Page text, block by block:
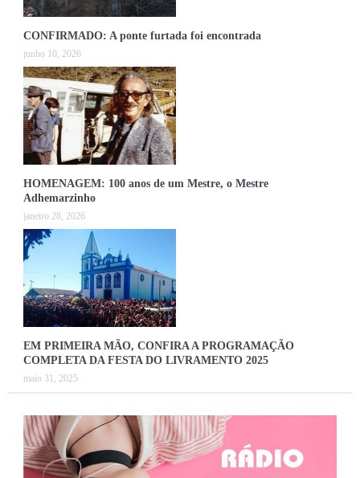
CONFIRMADO: A ponte furtada foi encontrada
junho 10, 2026
HOMENAGEM: 100 anos de um Mestre, o Mestre
Adhemarzinho
janeiro 28, 2026
EM PRIMEIRA MÃO, CONFIRA A PROGRAMAÇÃO
COMPLETA DA FESTA DO LIVRAMENTO 2025
maio 31, 2025